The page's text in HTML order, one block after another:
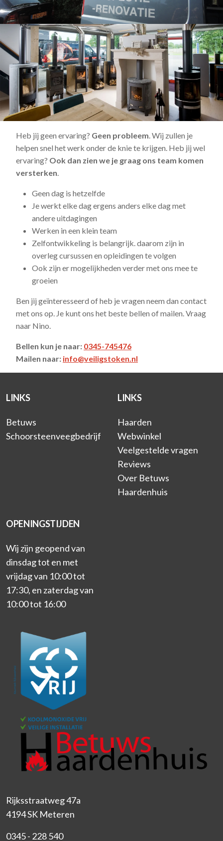
Heb jij geen ervaring? Geen probleem. Wij zullen je
helpen snel het werk onder de knie te krijgen. Heb jij wel
ervaring? Ook dan zien we je graag ons team komen
versterken.
Geen dag is hetzelfde
Je werkt elke dag ergens anders elke dag met
andere uitdagingen
Werken in een klein team
Zelfontwikkeling is belangrijk. daarom zijn in
overleg cursussen en opleidingen te volgen
Ook zijn er mogelijkheden verder met ons mee te
groeien
Ben jij geïnteresseerd of heb je vragen neem dan contact
met ons op. Je kunt ons het beste bellen of mailen. Vraag
naar Nino.
Bellen kun je naar: 0345-745476
Mailen naar: info@veiligstoken.nl
LINKS
Betuws
Schoorsteenveegbedrijf
LINKS
Haarden
Webwinkel
Veelgestelde vragen
Reviews
Over Betuws
Haardenhuis
OPENINGSTIJDEN
Wij zijn geopend van
dinsdag tot en met
vrijdag van 10:00 tot
17:30, en zaterdag van
10:00 tot 16:00
Rijksstraatweg 47a
4194 SK Meteren
0345 - 228 540